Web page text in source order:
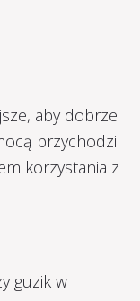
aby dobrze
przychodzi
korzystania z
guzik w